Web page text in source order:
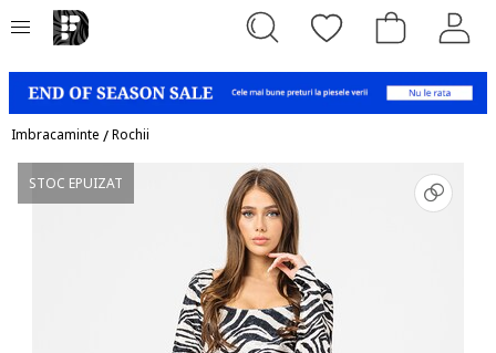
Imbracaminte /Rochii
STOC EPUIZAT